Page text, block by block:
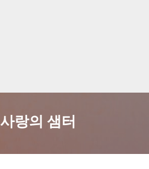
사랑의 샘터